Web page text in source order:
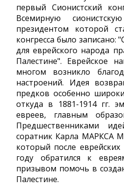
первый Сионистский
Всемирную
президентом которой
конгресса было записано:
для еврейского народа
Палестине". Еврейское
многом возникло
настроений. Идея
предков особенно
откуда в 1881-1914 гг.
евреев, главным
Предшественниками
соратник Карла МАРКСА
который после
году обратился к
призывом помочь в
Палестине.